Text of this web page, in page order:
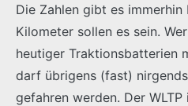
Die Zahlen gibt es immerhin
Kilometer sollen es sein.
heutiger Traktionsbatterien
darf übrigens (fast)
gefahren werden. Der